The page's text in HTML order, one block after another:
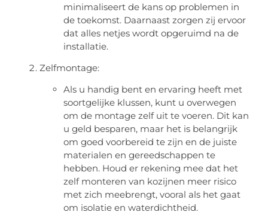
minimaliseert de kans op problemen in
de toekomst. Daarnaast zorgen zij ervoor
dat alles netjes wordt opgeruimd na de
installatie.
Zelfmontage:
Als u handig bent en ervaring heeft met
soortgelijke klussen, kunt u overwegen
om de montage zelf uit te voeren. Dit kan
u geld besparen, maar het is belangrijk
om goed voorbereid te zijn en de juiste
materialen en gereedschappen te
hebben. Houd er rekening mee dat het
zelf monteren van kozijnen meer risico
met zich meebrengt, vooral als het gaat
om isolatie en waterdichtheid.